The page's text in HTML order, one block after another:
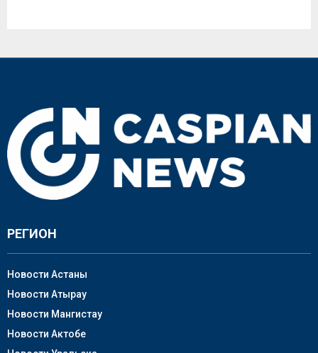
РЕГИОН
Новости Астаны
Новости Атырау
Новости Мангистау
Новости Актобе